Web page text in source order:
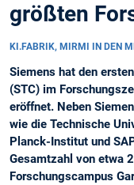
größten
KI.FABRIK, MIRMI IN DEN
Siemens hat den
(STC) im
eröffnet. Neben
wie die Technische
Planck-Institut und
Gesamtzahl von etwa
Forschungscampus